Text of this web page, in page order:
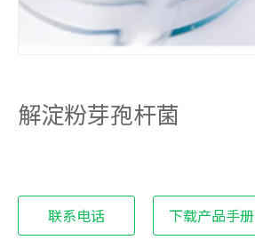
解淀粉芽孢杆菌
联系电话 下载产品手册